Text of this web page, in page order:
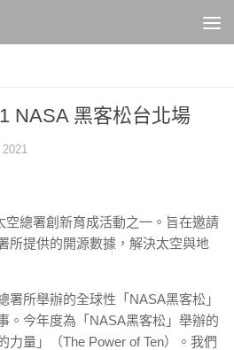
NASA 黑客松台北場
空總署創新育成活動之一。旨在邀請
所提供的開源數據，解決太空與地
署所舉辦的全球性「NASA黑客松」
。今年度為「NASA黑客松」舉辦的
力量」（The Power of Ten）。我們